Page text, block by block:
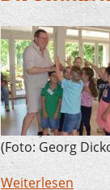
(Foto: Georg
Weiterlesenüber